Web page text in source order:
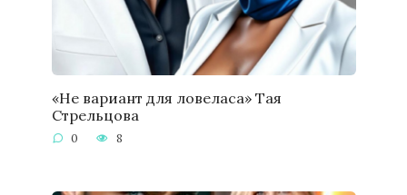
«Не вариант для ловеласа» Тая
Стрельцова
0 8